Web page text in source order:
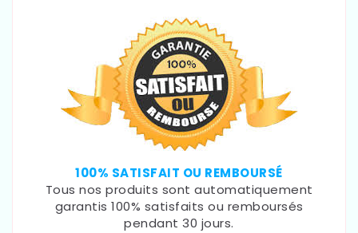
100% SATISFAIT OU REMBOURSÉ
Tous nos produits sont automatiquement
garantis 100% satisfaits ou remboursés
pendant 30 jours.